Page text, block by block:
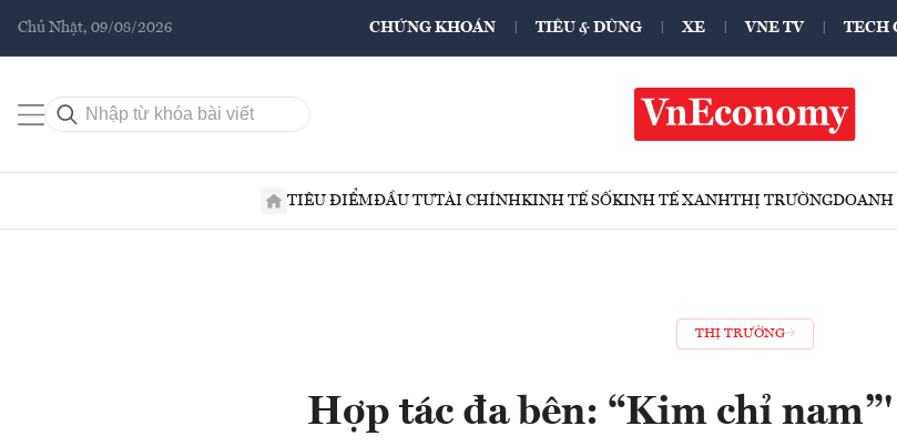
Chủ Nhật, 09/08/2026 CHỨNG KHOÁN TIÊU & DÙNG XE VNE TV TECH
TIÊU ĐIỂMĐẦU TƯTÀI CHÍNHKINH TẾ SỐKINH TẾ XANHTHỊ TRƯỜNGDOANH
THỊ TRƯỜNG
Hợp tác đa bên: “Kim chỉ